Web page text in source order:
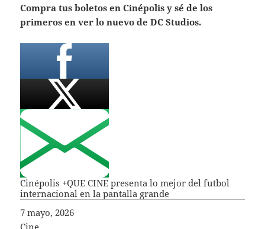
Compra tus boletos en Cinépolis y sé de los
primeros en ver lo nuevo de DC Studios.
Cinépolis +QUE CINE presenta lo mejor del futbol
internacional en la pantalla grande
Fecha
7 mayo, 2026